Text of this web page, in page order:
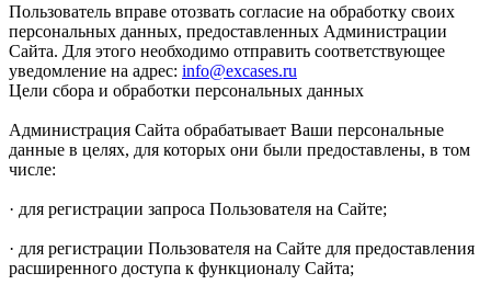
Пользователь вправе отозвать согласие на обработку своих
персональных данных, предоставленных Администрации
Сайта. Для этого необходимо отправить соответствующее
уведомление на адрес: info@excases.ru
Цели сбора и обработки персональных данных
Администрация Сайта обрабатывает Ваши персональные
данные в целях, для которых они были предоставлены, в том
числе:
· для регистрации запроса Пользователя на Сайте;
· для регистрации Пользователя на Сайте для предоставления
расширенного доступа к функционалу Сайта;